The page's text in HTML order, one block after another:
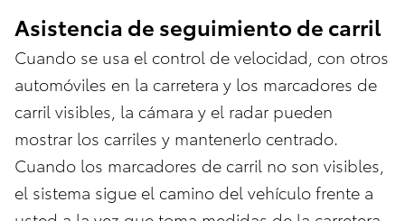
Asistencia de seguimiento de carril
Cuando se usa el control de velocidad, con otros
automóviles en la carretera y los marcadores de
carril visibles, la cámara y el radar pueden
mostrar los carriles y mantenerlo centrado.
Cuando los marcadores de carril no son visibles,
el sistema sigue el camino del vehículo frente a